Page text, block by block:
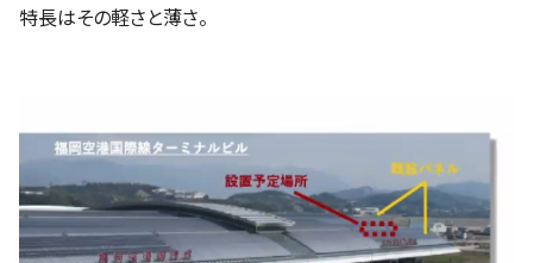
特長はその軽さと薄さ。